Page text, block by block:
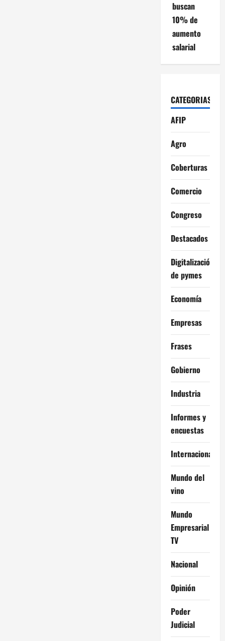
buscan
10% de
aumento
salarial
CATEGORIAS
AFIP
Agro
Coberturas
Comercio
Congreso
Destacados
Digitalización
de pymes
Economía
Empresas
Frases
Gobierno
Industria
Informes y
encuestas
Internacional
Mundo del
vino
Mundo
Empresarial
TV
Nacional
Opinión
Poder
Judicial